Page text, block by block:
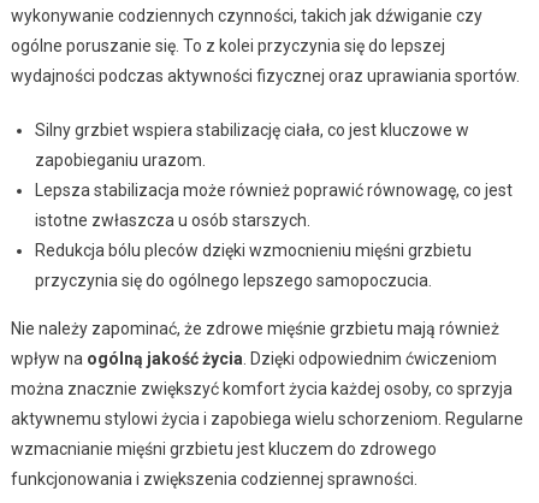
wykonywanie codziennych czynności, takich jak dźwiganie czy
ogólne poruszanie się. To z kolei przyczynia się do lepszej
wydajności podczas aktywności fizycznej oraz uprawiania sportów.
Silny grzbiet wspiera stabilizację ciała, co jest kluczowe w
zapobieganiu urazom.
Lepsza stabilizacja może również poprawić równowagę, co jest
istotne zwłaszcza u osób starszych.
Redukcja bólu pleców dzięki wzmocnieniu mięśni grzbietu
przyczynia się do ogólnego lepszego samopoczucia.
Nie należy zapominać, że zdrowe mięśnie grzbietu mają również
wpływ na ogólną jakość życia . Dzięki odpowiednim ćwiczeniom
można znacznie zwiększyć komfort życia każdej osoby, co sprzyja
aktywnemu stylowi życia i zapobiega wielu schorzeniom. Regularne
wzmacnianie mięśni grzbietu jest kluczem do zdrowego
funkcjonowania i zwiększenia codziennej sprawności.